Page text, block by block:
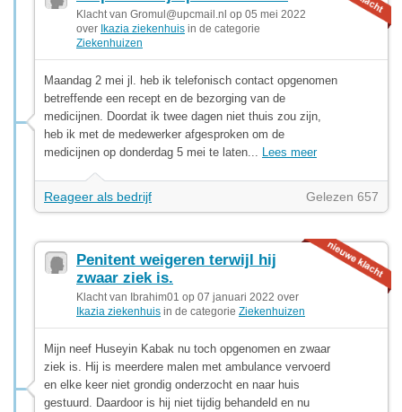
Klacht van Gromul@upcmail.nl op 05 mei 2022
over Ikazia ziekenhuis in de categorie
Ziekenhuizen
Maandag 2 mei jl. heb ik telefonisch contact opgenomen
betreffende een recept en de bezorging van de
medicijnen. Doordat ik twee dagen niet thuis zou zijn,
heb ik met de medewerker afgesproken om de
medicijnen op donderdag 5 mei te laten... Lees meer
Reageer als bedrijf Gelezen 657
Penitent weigeren terwijl hij
zwaar ziek is.
Klacht van Ibrahim01 op 07 januari 2022 over
Ikazia ziekenhuis in de categorie Ziekenhuizen
Mijn neef Huseyin Kabak nu toch opgenomen en zwaar
ziek is. Hij is meerdere malen met ambulance vervoerd
en elke keer niet grondig onderzocht en naar huis
gestuurd. Daardoor is hij niet tijdig behandeld en nu